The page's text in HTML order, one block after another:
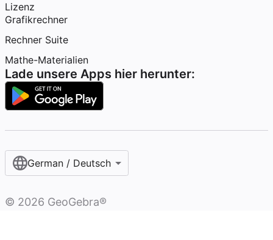
Lizenz
Grafikrechner
Rechner Suite
Mathe-Materialien
Lade unsere Apps hier herunter:
German / Deutsch
© 2026 GeoGebra®